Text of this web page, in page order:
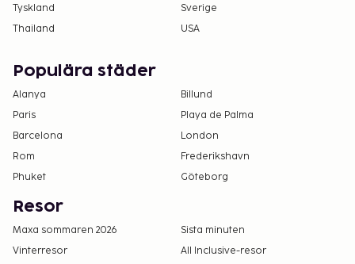
Gäster kan be om anslutande rum genom att
kontakta boendet direkt med
Kontaktfri utcheckning är tillgänglig.
Tyskland
Sverige
Thailand
USA
Populära städer
Alanya
Billund
Paris
Playa de Palma
Barcelona
London
Rom
Frederikshavn
Phuket
Göteborg
Resor
Maxa sommaren 2026
Sista minuten
Vinterresor
All Inclusive-resor